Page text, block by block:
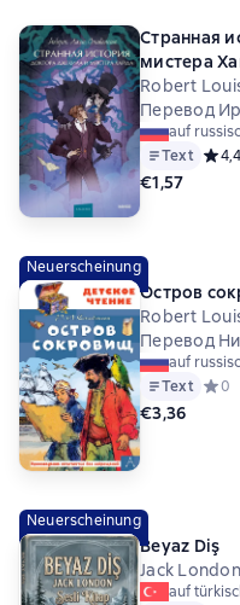
Странная
мистера
Robert
Перевод
auf
Text
4,4
€1,57
Neuerscheinung
Остров
Robert
Перевод
auf
Text
0
€3,36
Neuerscheinung
Beyaz Diş
Jack London
auf